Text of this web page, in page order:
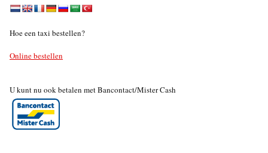
Hoe een taxi bestellen?
Online bestellen
U kunt nu ook betalen met Bancontact/Mister Cash